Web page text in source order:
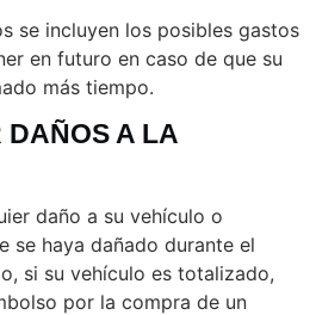
se incluyen los posibles gastos
en futuro en caso de que su
más tiempo.
DAÑOS A LA
daño a su vehículo o
se haya dañado durante el
si su vehículo es totalizado,
por la compra de un